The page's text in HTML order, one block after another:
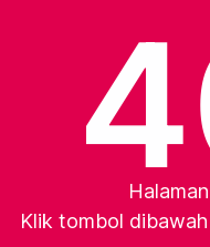
Klik tombol